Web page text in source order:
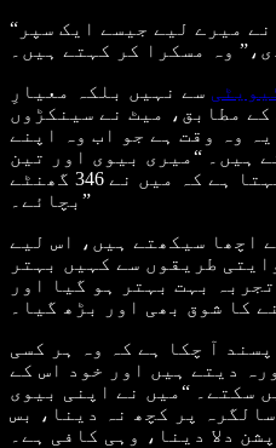
“میں لوگوں سے کہتا ہوں اس نے میرے لیے جیسے ایک سپر
وہ مسکرا کر کہتے ہیں۔
سے نہیں بلکہ معیارِ
مطابق، میٹ نے سینکڑوں
وہ وقت ہے جو اب وہ اپنے
ہیں۔ “میری بیوی اور تین
بچے ہیں، اور یہ کہتا ہے کہ میں نے 346 گھنٹے
بچائے۔”
اچھا سیکھتے ہیں، اس لیے
طریقوں سے کہیں بہتر
بہت بہتر ہو گیا اور
آ چکا ہے کہ وہ ہر کسی
دیتے ہیں اور خود اس کے
سکتے۔ “میں نے اپنی بیوی
پر کچھ نہ دینا، بس